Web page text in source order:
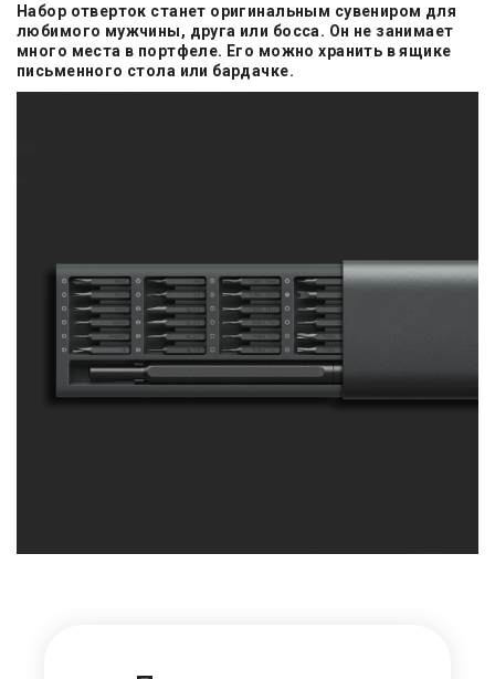
Набор отверток станет оригинальным сувениром для
любимого мужчины, друга или босса. Он не занимает
много места в портфеле. Его можно хранить в ящике
письменного стола или бардачке.